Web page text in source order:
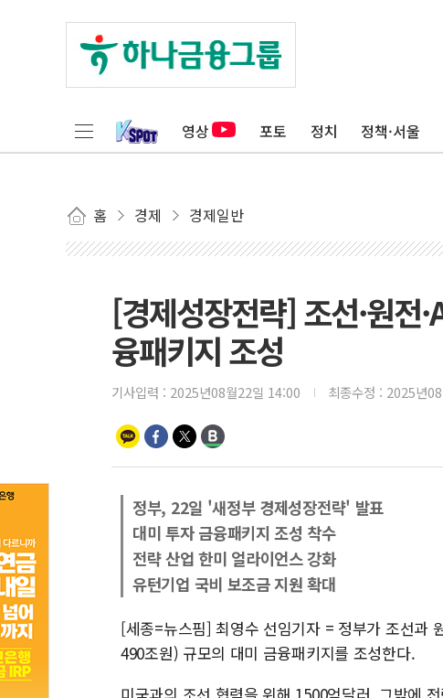
영상 포토 정치 정책·서울
홈 경제 경제일반
[경제성장전략] 조선·원전
융패키지 조성
기사입력 : 2025년08월22일 14:00 최종수정 : 2025년
정부, 22일 '새정부 경제성장전략' 발표
대미 투자 금융패키지 조성 착수
전략 산업 한미 얼라이언스 강화
유턴기업 국비 보조금 지원 확대
[세종=뉴스핌] 최영수 선임기자 = 정부가 조선과
490조원) 규모의 대미 금융패키지를 조성한다.